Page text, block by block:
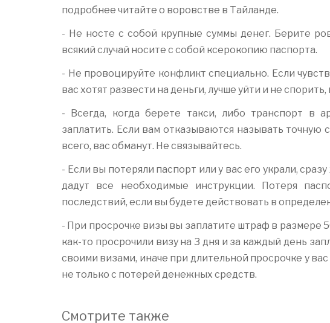
подробнее читайте о воровстве в Тайланде.
- Не носте с собой крупные суммы денег. Берите
всякий случай носите с собой ксерокопию паспорта.
- Не провоцируйте конфликт специально. Если
вас хотят развести на деньги, лучше уйти и не
- Всегда, когда берете такси, либо транспорт в
заплатить. Если вам отказываются называть точную
всего, вас обманут. Не связывайтесь.
- Если вы потеряли паспорт или у вас его украли,
дадут все необходимые инструкции. Потеря
последствий, если вы будете действовать в
- При просрочке визы вы заплатите штраф в размере
как-то просрочили визу на 3 дня и за каждый день
своими визами, иначе при длительной просрочке у
не только с потерей денежных средств.
Смотрите также